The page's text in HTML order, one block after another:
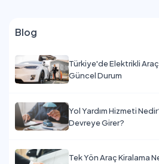
Blog
Türkiye'de Elektrikli
Güncel Durum
Yol Yardım Hizmeti
Devreye Girer?
Tek Yön Araç Kiralama